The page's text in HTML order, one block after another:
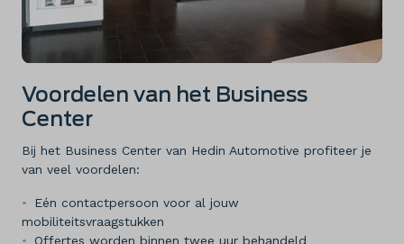
Voordelen van het Business
Center
Bij het Business Center van Hedin Automotive profiteer je
van veel voordelen:
Eén contactpersoon voor al jouw
mobiliteitsvraagstukken
Offertes worden binnen twee uur behandeld